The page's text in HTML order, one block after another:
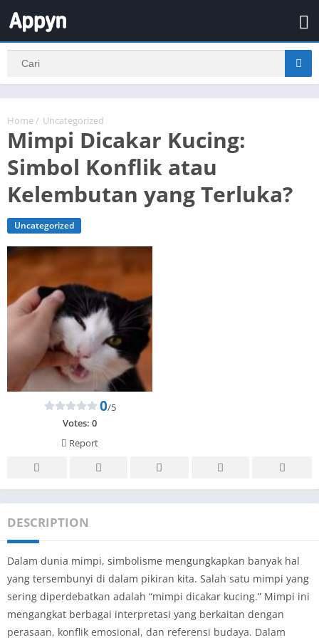
Home / Uncategorized
Mimpi Dicakar Kucing:
Simbol Konflik atau
Kelembutan yang Terluka?
Uncategorized
0/5
Votes: 0
Report
DESCRIPTION
Dalam dunia mimpi, simbolisme mengungkapkan banyak hal
yang tersembunyi di dalam pikiran kita. Salah satu mimpi yang
sering diperdebatkan adalah “mimpi dicakar kucing.” Mimpi ini
mengangkat berbagai interpretasi yang berkaitan dengan
perasaan, konflik emosional, dan referensi budaya. Dalam